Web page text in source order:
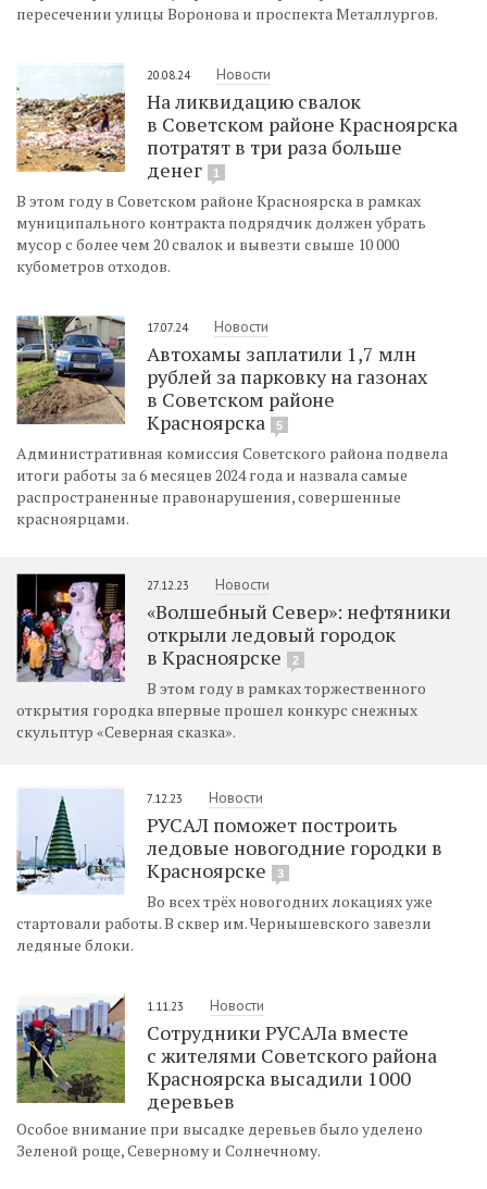
пересечении улицы Воронова и проспекта Металлургов.
20.08.24 Новости
На ликвидацию свалок
в Советском районе Красноярска
потратят в три раза больше
денег
1
В этом году в Советском районе Красноярска в рамках
муниципального контракта подрядчик должен убрать
мусор с более чем 20 свалок и вывезти свыше 10 000
кубометров отходов.
17.07.24 Новости
Автохамы заплатили 1,7 млн
рублей за парковку на газонах
в Советском районе
Красноярска
5
Административная комиссия Советского района подвела
итоги работы за 6 месяцев 2024 года и назвала самые
распространенные правонарушения, совершенные
красноярцами.
27.12.23 Новости
«Волшебный Север»: нефтяники
открыли ледовый городок
в Красноярске
2
В этом году в рамках торжественного
открытия городка впервые прошел конкурс снежных
скульптур «Северная сказка».
7.12.23 Новости
РУСАЛ поможет построить
ледовые новогодние городки в
Красноярске
3
Во всех трёх новогодних локациях уже
стартовали работы. В сквер им. Чернышевского завезли
ледяные блоки.
1.11.23 Новости
Сотрудники РУСАЛа вместе
с жителями Советского района
Красноярска высадили 1000
деревьев
Особое внимание при высадке деревьев было уделено
Зеленой роще, Северному и Солнечному.